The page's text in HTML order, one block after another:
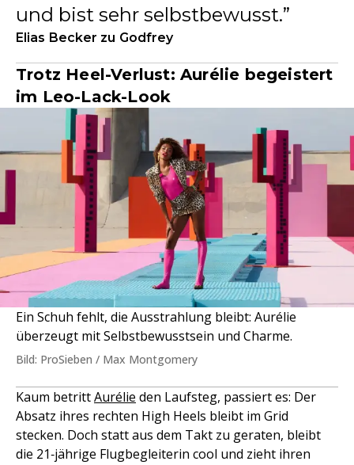
und bist sehr selbstbewusst.
Elias Becker zu Godfrey
Trotz Heel-Verlust: Aurélie begeistert
im Leo-Lack-Look
Ein Schuh fehlt, die Ausstrahlung bleibt: Aurélie
überzeugt mit Selbstbewusstsein und Charme.
Bild: ProSieben / Max Montgomery
Kaum betrittAurélie den Laufsteg, passiert es: Der
Absatz ihres rechten High Heels bleibt im Grid
stecken. Doch statt aus dem Takt zu geraten, bleibt
die 21‑jährige Flugbegleiterin cool und zieht ihren